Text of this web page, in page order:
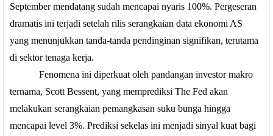
September mendatang sudah mencapai nyaris 100%. Pergeseran
dramatis ini terjadi setelah rilis serangkaian data ekonomi AS
yang menunjukkan tanda-tanda pendinginan signifikan, terutama
di sektor tenaga kerja.
Fenomena ini diperkuat oleh pandangan investor makro
ternama, Scott Bessent, yang memprediksi The Fed akan
melakukan serangkaian pemangkasan suku bunga hingga
mencapai level 3%. Prediksi sekelas ini menjadi sinyal kuat bagi